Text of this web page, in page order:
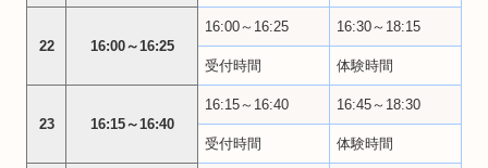
22 16:00～16:25
16:00～16:25 16:30～18:15
受付時間 体験時間
23 16:15～16:40
16:15～16:40 16:45～18:30
受付時間 体験時間